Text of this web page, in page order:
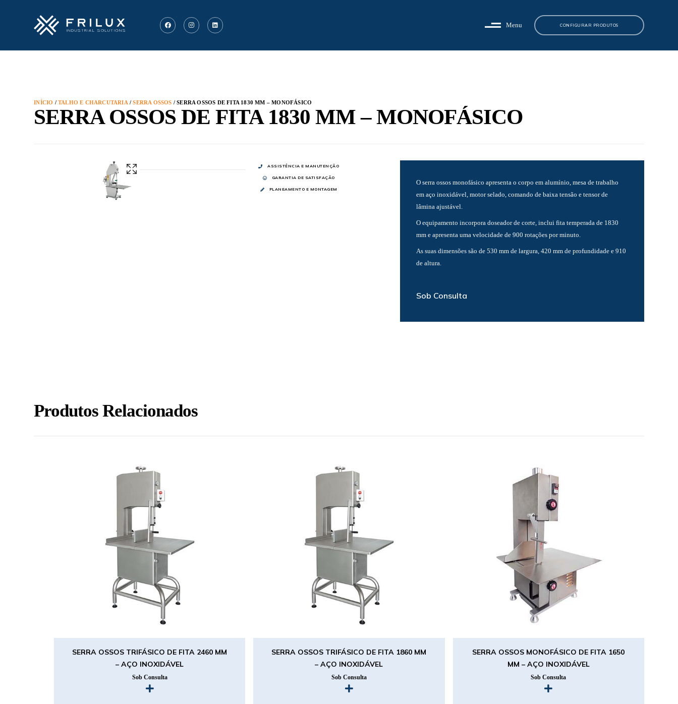
Menu CONFIGURAR PRODUTOS
INÍCIO /TALHO E CHARCUTARIA /SERRA OSSOS / SERRA OSSOS DE FITA 1830 MM – MONOFÁSICO
SERRA OSSOS DE FITA 1830 MM – MONOFÁSICO
ASSISTÊNCIA E MANUTENÇÃO
GARANTIA DE SATISFAÇÃO
PLANEAMENTO E MONTAGEM
O serra ossos monofásico apresenta o corpo em alumínio, mesa de trabalho
em aço inoxidável, motor selado, comando de baixa tensão e tensor de
lâmina ajustável.
O equipamento incorpora doseador de corte, inclui fita temperada de 1830
mm e apresenta uma velocidade de 900 rotações por minuto.
As suas dimensões são de 530 mm de largura, 420 mm de profundidade e 910
de altura.
Sob Consulta
Produtos Relacionados
SERRA OSSOS TRIFÁSICO DE FITA 2460 MM
– AÇO INOXIDÁVEL
Sob Consulta
SERRA OSSOS TRIFÁSICO DE FITA 1860 MM
– AÇO INOXIDÁVEL
Sob Consulta
SERRA OSSOS MONOFÁSICO DE FITA 1650
MM – AÇO INOXIDÁVEL
Sob Consulta